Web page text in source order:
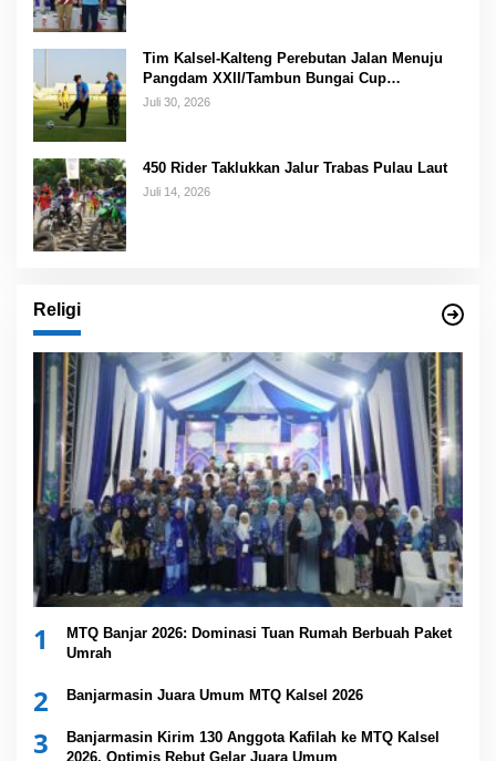
Tim Kalsel-Kalteng Perebutan Jalan Menuju
Pangdam XXII/Tambun Bungai Cup
Banjarmasin
Juli 30, 2026
450 Rider Taklukkan Jalur Trabas Pulau Laut
Juli 14, 2026
Religi
1
MTQ Banjar 2026: Dominasi Tuan Rumah Berbuah Paket
Umrah
2 Banjarmasin Juara Umum MTQ Kalsel 2026
3
Banjarmasin Kirim 130 Anggota Kafilah ke MTQ Kalsel
2026, Optimis Rebut Gelar Juara Umum